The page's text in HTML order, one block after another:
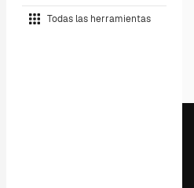
Todas las herramientas